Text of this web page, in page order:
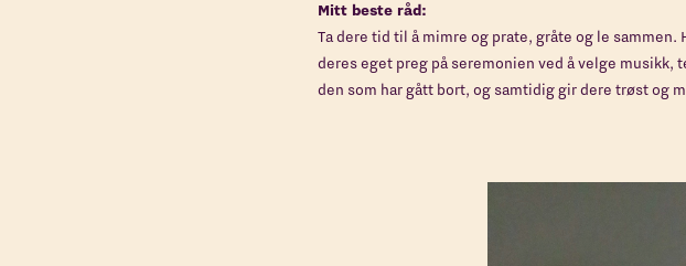
Mitt beste råd:
Ta dere tid til å mimre og prate, gråte og le
deres eget preg på seremonien ved å velge
den som har gått bort, og samtidig gir dere trøst og